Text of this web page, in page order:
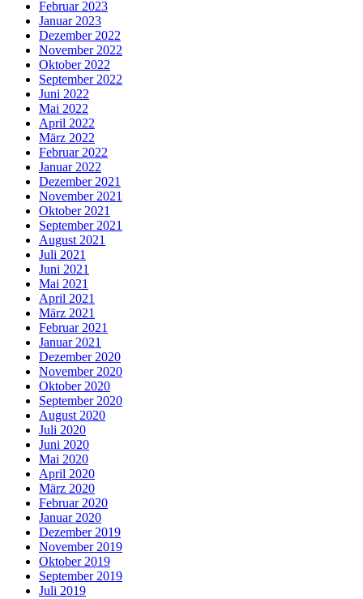
Februar 2023
Januar 2023
Dezember 2022
November 2022
Oktober 2022
September 2022
Juni 2022
Mai 2022
April 2022
März 2022
Februar 2022
Januar 2022
Dezember 2021
November 2021
Oktober 2021
September 2021
August 2021
Juli 2021
Juni 2021
Mai 2021
April 2021
März 2021
Februar 2021
Januar 2021
Dezember 2020
November 2020
Oktober 2020
September 2020
August 2020
Juli 2020
Juni 2020
Mai 2020
April 2020
März 2020
Februar 2020
Januar 2020
Dezember 2019
November 2019
Oktober 2019
September 2019
Juli 2019